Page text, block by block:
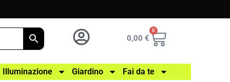
0,00 €
0
Illuminazione Giardino Fai da te